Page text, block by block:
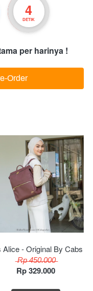
3
DETIK
per harinya !
Order
Alice - Original By Cabs
̶R̶p̶ ̶4̶5̶0̶.̶0̶0̶0̶
Rp 329.000